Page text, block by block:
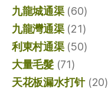
九龍城通渠(60)
九龍灣通渠(21)
利東村通渠(50)
大量毛髮(71)
天花板漏水打针(20)